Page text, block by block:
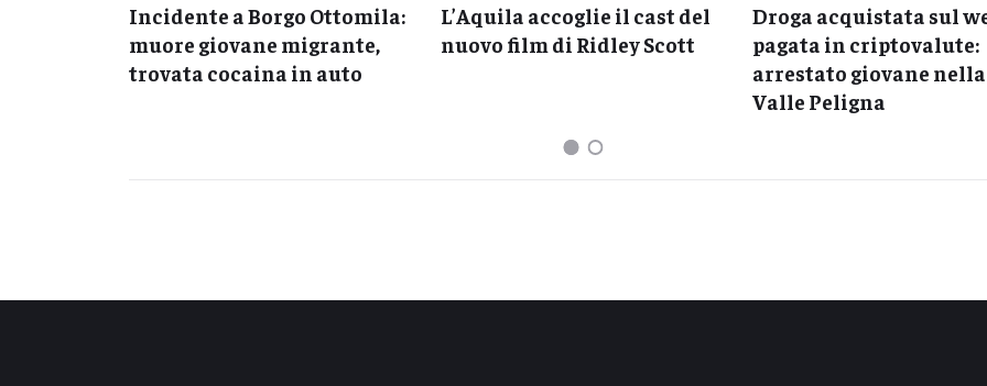
Incidente a Borgo Ottomila:
muore giovane migrante,
trovata cocaina in auto
L’Aquila accoglie il cast del
nuovo film di Ridley Scott
Droga acquistata sul
pagata in criptovalute:
arrestato giovane nella
Valle Peligna